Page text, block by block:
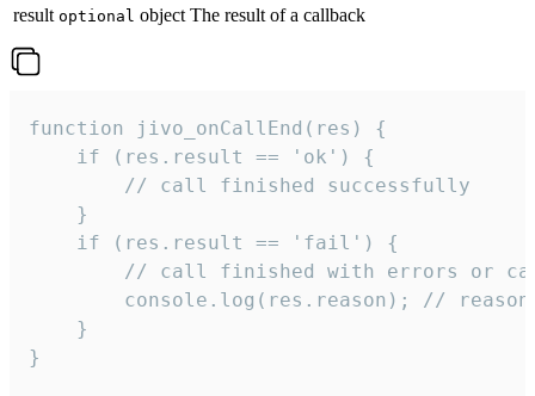
result optional object The result of a callback
function jivo_onCallEnd(res) {
    if (res.result == 'ok') {
        // call finished successfully
    }
    if (res.result == 'fail') {
// call finished with errors or
console.log(res.reason); //
    }
}